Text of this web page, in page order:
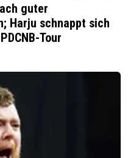
guter
Harju schnappt sich
Tour